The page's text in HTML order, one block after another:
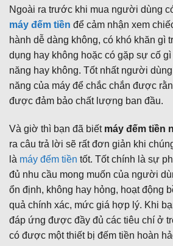
Ngoài ra trước khi mua người dùng
máy đếm tiền để cảm nhận xem
hành dễ dàng không, có khó khăn gì
dụng hay không hoặc có gặp sự cố
năng hay không. Tốt nhất người
năng của máy để chắc chắn được
được đảm bảo chất lượng ban đầu.
Và giờ thì bạn đã biết máy đếm tiền
ra câu trả lời sẽ rất đơn giản khi
là máy đếm tiền tốt. Tốt chính là sự
đủ nhu cầu mong muốn của người
ổn định, không hay hỏng, hoạt động
quả chính xác, mức giá hợp lý. Khi
đáp ứng được đầy đủ các tiêu chí ở
có được một thiết bị đếm tiền hoàn